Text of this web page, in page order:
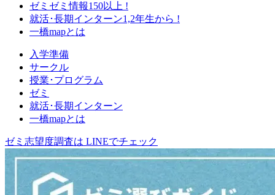
ゼミ ゼミ情報150以上 !
就活･長期インターン1,2年生から !
一橋mapとは
入学準備
サークル
授業･プログラム
ゼミ
就活･長期インターン
一橋mapとは
ゼミ志望度調査は LINEでチェック